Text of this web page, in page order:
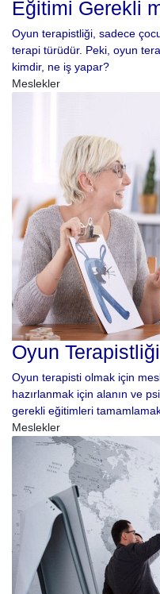
Eğitimi Gerekli
Oyun terapistliği, sadece
terapi türüdür. Peki, oyun
kimdir, ne iş yapar?
Meslekler
Oyun
Oyun terapisti olmak için
hazırlanmak için alanın ve
gerekli eğitimleri tamamlamak
Meslekler